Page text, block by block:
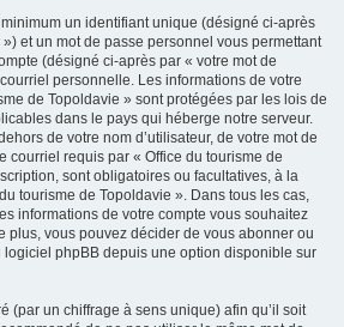
un identifiant unique (désigné ci-après
et un mot de passe personnel vous permettant
(désigné ci-après par « votre mot de
personnelle. Les informations de votre
de Topoldavie » sont protégées par les lois de
dans le pays qui héberge notre serveur.
de votre nom d’utilisateur, de votre mot de
courriel requis par « Office du tourisme de
sont obligatoires ou facultatives, à la
tourisme de Topoldavie ». Dans tous les cas,
informations de votre compte vous souhaitez
plus, vous pouvez décider de vous abonner ou
phpBB depuis une option disponible sur
(par un chiffrage à sens unique) afin qu’il soit